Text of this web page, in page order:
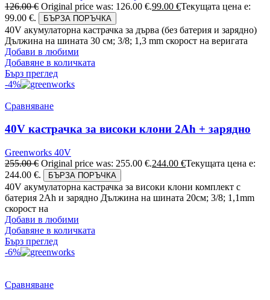
126.00€ Original price was: 126.00 €.99.00 €Текущата цена е:
99.00 €.
БЪРЗА ПОРЪЧКА
40V акумулаторна кастрачка за дърва (без батерия и зарядно)
Дължина на шината 30 см; 3/8; 1,3 mm скорост на веригата
Добави в любими
Добавяне в количката
Бърз преглед
-4%
Сравняване
40V кастрачка за високи клони 2Ah + зарядно
Greenworks 40V
255.00€ Original price was: 255.00 €.244.00 €Текущата цена е:
244.00 €.
БЪРЗА ПОРЪЧКА
40V акумулаторна кастрачка за високи клони комплект с
батерия 2Ah и зарядно Дължина на шината 20см; 3/8; 1,1mm
скорост на
Добави в любими
Добавяне в количката
Бърз преглед
-6%
Сравняване